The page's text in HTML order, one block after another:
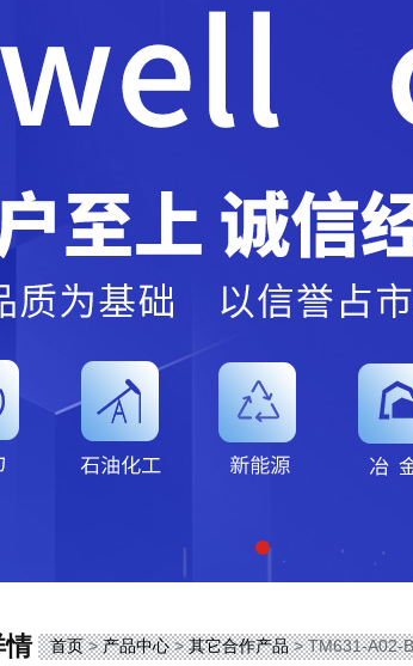
情 首页>产品中心>其它合作产品> TM631-A02-